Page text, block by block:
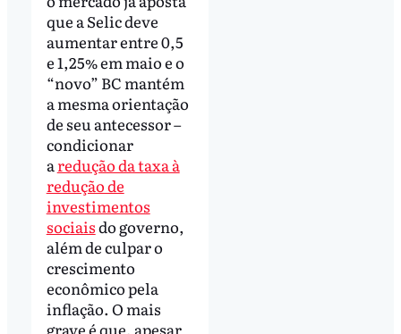
que a Selic deve
aumentar entre 0,5
e 1,25% em maio e o
“novo” BC mantém
a mesma orientação
de seu antecessor –
condicionar
aredução da taxa à
redução de
investimentos
sociaisdo governo,
além de culpar o
crescimento
econômico pela
inflação. O mais
grave é que, apesar